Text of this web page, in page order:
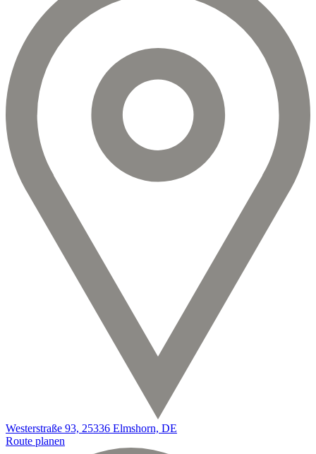
Westerstraße 93, 25336 Elmshorn, DE
Route planen